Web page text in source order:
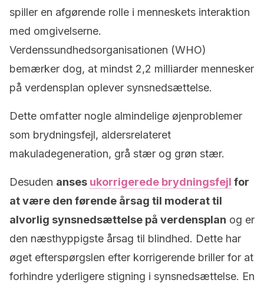
spiller en afgørende rolle i menneskets interaktion
med omgivelserne.
Verdenssundhedsorganisationen (WHO)
bemærker dog, at mindst 2,2 milliarder mennesker
på verdensplan oplever synsnedsættelse.
Dette omfatter nogle almindelige øjenproblemer
som brydningsfejl, aldersrelateret
makuladegeneration, grå stær og grøn stær.
Desuden anses ukorrigerede brydningsfejl for
at være den førende årsag til moderat til
alvorlig synsnedsættelse på verdensplan og er
den næsthyppigste årsag til blindhed. Dette har
øget efterspørgslen efter korrigerende briller for at
forhindre yderligere stigning i synsnedsættelse. En